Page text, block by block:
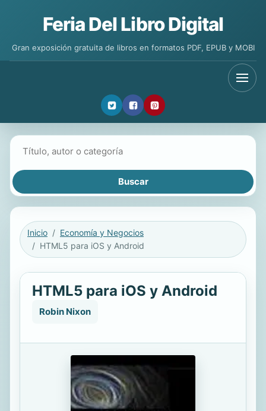
Feria Del Libro Digital
Gran exposición gratuita de libros en formatos PDF, EPUB y MOBI
Inicio
Economía y Negocios
HTML5 para iOS y Android
HTML5 para iOS y Android
Robin Nixon